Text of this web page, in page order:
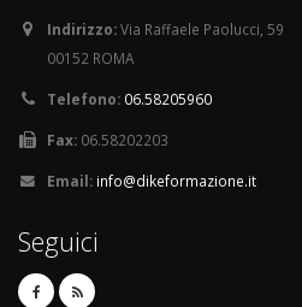
Indirizzo:Via Raffaele Paolucci, 59
00152 ROMA
Telefono: 06.58205960
Fax: 06.58202203
Email: info@dikeformazione.it
Seguici